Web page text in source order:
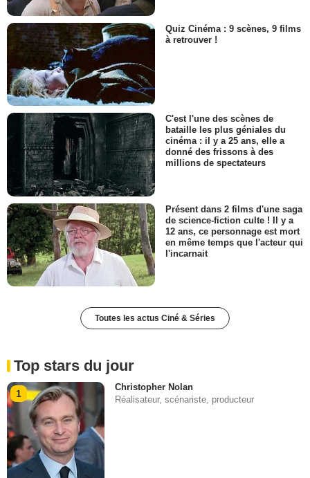
Quiz Cinéma : 9 scènes, 9 films
à retrouver !
C'est l'une des scènes de
bataille les plus géniales du
cinéma : il y a 25 ans, elle a
donné des frissons à des
millions de spectateurs
Présent dans 2 films d'une saga
de science-fiction culte ! Il y a
12 ans, ce personnage est mort
en même temps que l'acteur qui
l'incarnait
Toutes les actus Ciné & Séries
Top stars du jour
1
Christopher Nolan
Réalisateur, scénariste, producteur